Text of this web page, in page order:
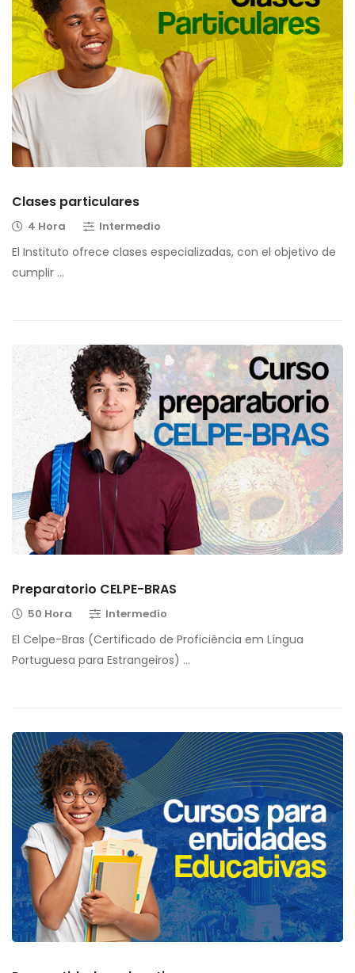
Clases particulares
4 Hora Intermedio
El Instituto ofrece clases especializadas, con el objetivo de
cumplir …
Preparatorio CELPE-BRAS
50 Hora Intermedio
El Celpe-Bras (Certificado de Proficiência em Língua
Portuguesa para Estrangeiros) …